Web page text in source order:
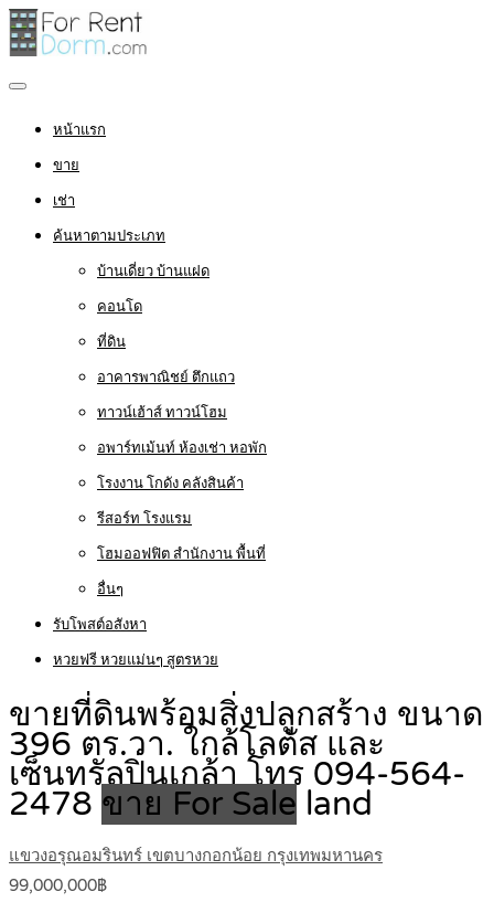
หน้าแรก
ขาย
เช่า
ค้นหาตามประเภท
บ้านเดี่ยว บ้านแฝด
คอนโด
ที่ดิน
อาคารพาณิชย์ ตึกแถว
ทาวน์เฮ้าส์ ทาวน์โฮม
อพาร์ทเม้นท์ ห้องเช่า หอพัก
โรงงาน โกดัง คลังสินค้า
รีสอร์ท โรงแรม
โฮมออฟฟิต สำนักงาน พื้นที่
อื่นๆ
รับโพสต์อสังหา
หวยฟรี หวยแม่นๆ สูตรหวย
ขายที่ดินพร้อมสิ่งปลูกสร้าง ขนาด
396 ตร.วา. ใกล้โลตัส และ
เซ็นทรัลปิ่นเกล้า โทร 094-564-
2478 ขาย For Sale land
แขวงอรุณอมรินทร์ เขตบางกอกน้อย กรุงเทพมหานคร
99,000,000฿